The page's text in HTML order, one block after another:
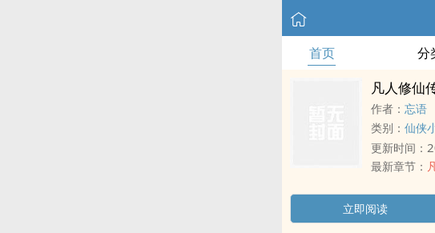
首页 分
凡人修仙
作者： 忘语
类别： 仙侠
更新时间：
最新章节：
立即阅读